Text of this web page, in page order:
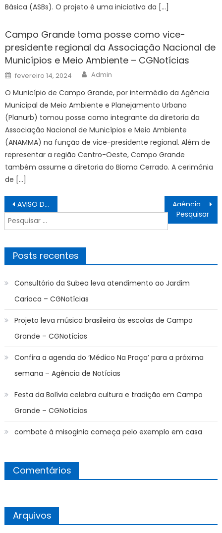
Básica (ASBs). O projeto é uma iniciativa da […]
Campo Grande toma posse como vice-
presidente regional da Associação Nacional de
Municípios e Meio Ambiente – CGNotícias
Posted
on
fevereiro 14, 2024 Author
Admin
O Município de Campo Grande, por intermédio da Agência
Municipal de Meio Ambiente e Planejamento Urbano
(Planurb) tomou posse como integrante da diretoria da
Associação Nacional de Municípios e Meio Ambiente
(ANAMMA) na função de vice-presidente regional. Além de
representar a região Centro-Oeste, Campo Grande
também assume a diretoria do Bioma Cerrado. A cerimônia
de […]
Navegação
de
Post
AVISO DE LICITAÇÃO PREGÃO ELETRÔNICO Nº. 25/2026 – AQUISIÇÃO DE 02 (DOIS) APARELHOS DE ULTRASSOM DIAGNÓSTICO, DESTINADOS AO FORTALECIMENTO DA CAPACIDADE DIAGNÓSTICA DA SECRETARIA MUNICIPAL DE SAÚDE DE BONITO/MS, EM ATENDIMENTO À PROPOSTA FUNDO A FUNDO EVENTUAL CUSTEIO E INVESTIMENTO – SES Nº 2025TR005838 E À EMENDA ESTADUAL Nº 2025EM001097.
Pesquisar
por:
Posts recentes
Consultório da Subea leva atendimento ao Jardim
Carioca – CGNotícias
Projeto leva música brasileira às escolas de Campo
Grande – CGNotícias
Confira a agenda do ‘Médico Na Praça’ para a próxima
semana – Agência de Notícias
Festa da Bolívia celebra cultura e tradição em Campo
Grande – CGNotícias
combate à misoginia começa pelo exemplo em casa
Comentários
Arquivos